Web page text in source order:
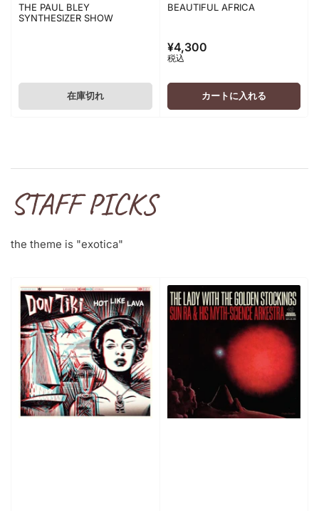
THE PAUL BLEY
SYNTHESIZER SHOW
在庫切れ
BEAUTIFUL AFRICA
通
常
価
¥4,300
税込
カートに入れる
STAFF PICKS
the theme is "exotica"